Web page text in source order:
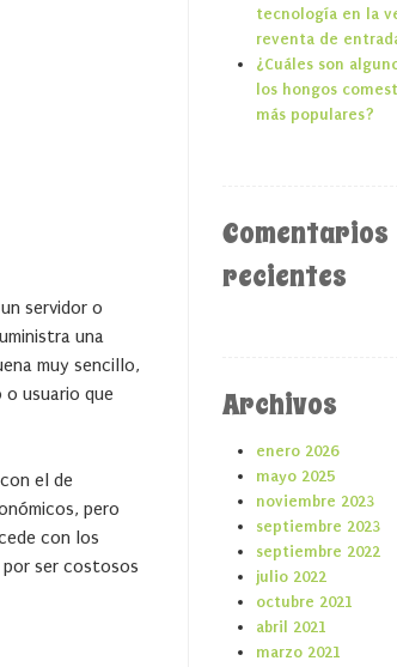
servidor o
una
muy sencillo,
usuario que
el de
pero
con los
por ser costosos
tecnología en la
reventa de
¿Cuáles son
los hongos
más populares?
Comentarios
recientes
Archivos
enero 2026
mayo 2025
noviembre 2023
septiembre 2023
septiembre 2022
julio 2022
octubre 2021
abril 2021
marzo 2021